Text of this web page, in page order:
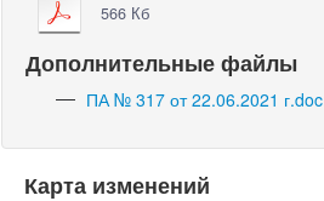
566 Кб
Дополнительные файлы
ПА № 317 от 22.06.2021 г.doc
Карта изменений